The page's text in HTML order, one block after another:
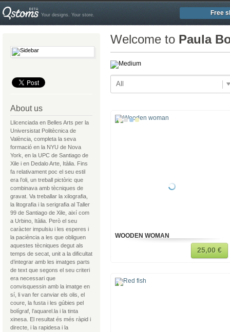
Your designs. Your store. Free
About us
Llicenciada en Belles Arts per la
Universistat Politècnica de
València, completa la seva
formació en la NYU de Nova
York, en la UPC de Santiago de
Xile i en Dedalo Arte, Itàlia. Fins
fa relativament poc el seu estil
era l’oli, un treball pictòric que
combinava amb tècniques de
gravat. Va treballar la xilografia,
la litografia i la serigrafia al Taller
99 de Santiago de Xile, així com
a Urbino, Itàlia. Però el seu
caràcter impulsiu i les esperes i
la paciència a les que obliguen
aquestes tècniques degut als
temps de secat, unit a la dificultat
d’integrar amb les imatges parts
de text que segons el seu criteri
era necessari que
convisquessin amb la imatge en
sí, li van fer canviar els olis, el
coure, la fusta i les gúbies pel
bolígraf, l’aquarel.la i la tinta
xinesa. El resultat és més ràpid i
directe, i la rapidesa i la
Welcome to Paula
All
WOODEN WOMAN
25,00 €